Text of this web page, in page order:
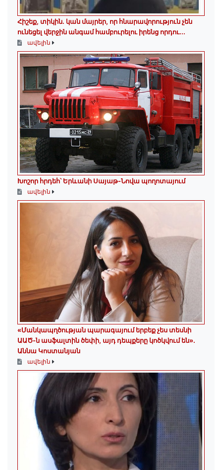
Հիշեք, տիկին․ կան մայրեր, որ հնարավորություն չեն
ունեցել վերջին անգամ համբուրելու իրենց որդու...
ավելին
Խոշոր հրդեհ՝ Երևանի Սայաթ-Նովա պողոտայում
ավելին
«Մանկապղծության պարագայում երբեք չես տեսնի
ԱԱԾ-ն ասֆալտին ծեփի, այդ դեպքերը կոծկվում են»․
Աննա Կոստանյան
ավելին